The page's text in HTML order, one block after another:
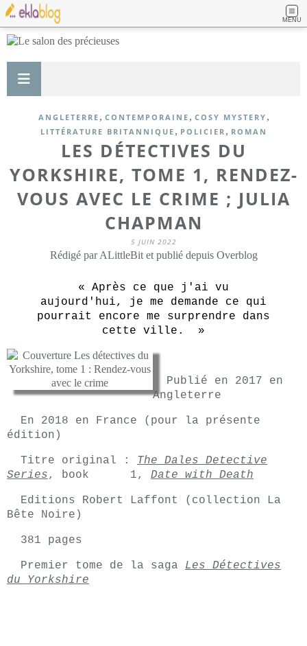
MENU
ANGLETERRE , CONTEMPORAINE , COSY MYSTERY ,
LITTÉRATURE BRITANNIQUE , POLICIER , ROMAN
LES DÉTECTIVES DU
YORKSHIRE, TOME 1, RENDEZ-
VOUS AVEC LE CRIME ; JULIA
CHAPMAN
5 JUIN 2022
Rédigé par ALittleBit et publié depuis Overblog
« Après ce que j'ai vu
aujourd'hui, je me demande ce qui
pourrait encore me surprendre dans
cette ville. »
Publié en 2017 en
Angleterre
En 2018 en France (pour la présente
édition)
Titre original : The Dales Detective
Series, book 1, Date with Death
Editions Robert Laffont (collection La
Bête Noire)
381 pages
Premier tome de la saga Les Détectives
du Yorkshire